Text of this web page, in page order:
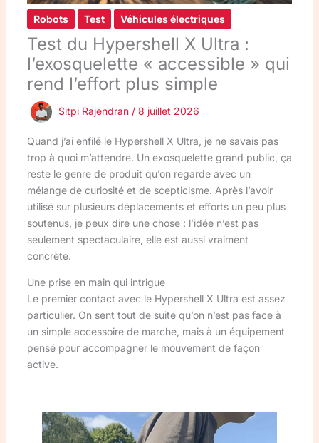
Robots Test Véhicules électriques
Test du Hypershell X Ultra :
l’exosquelette « accessible » qui
rend l’effort plus simple
Sitpi Rajendran / 8 juillet 2026
Quand j’ai enfilé le Hypershell X Ultra, je ne savais pas
trop à quoi m’attendre. Un exosquelette grand public, ça
reste le genre de produit qu’on regarde avec un
mélange de curiosité et de scepticisme. Après l’avoir
utilisé sur plusieurs déplacements et efforts un peu plus
soutenus, je peux dire une chose : l’idée n’est pas
seulement spectaculaire, elle est aussi vraiment
concrète.
Une prise en main qui intrigue
Le premier contact avec le Hypershell X Ultra est assez
particulier. On sent tout de suite qu’on n’est pas face à
un simple accessoire de marche, mais à un équipement
pensé pour accompagner le mouvement de façon
active.